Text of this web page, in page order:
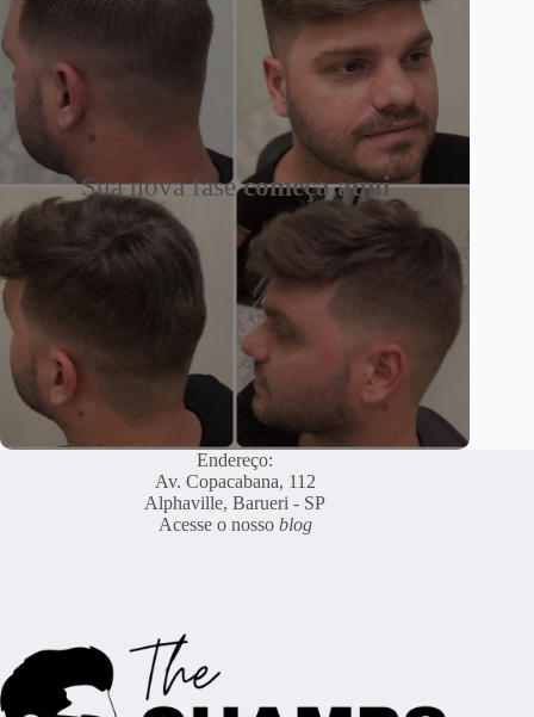
Sua nova fasecomeça aqui
Endereço:
Av. Copacabana, 112
Alphaville, Barueri - SP
Acesse o nosso blog